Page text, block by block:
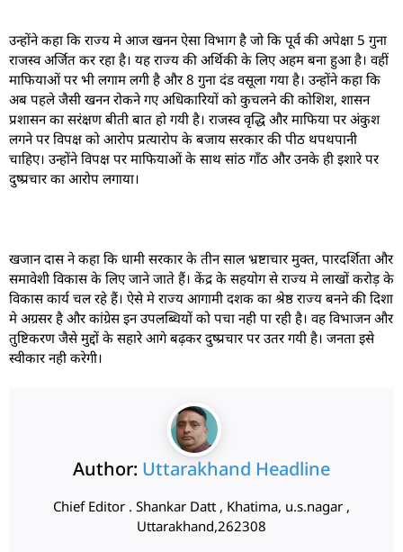
उन्होंने कहा कि राज्य मे आज खनन ऐसा विभाग है जो कि पूर्व की अपेक्षा 5 गुना
राजस्व अर्जित कर रहा है। यह राज्य की अर्थिकी के लिए अहम बना हुआ है। वहीं
माफियाओं पर भी लगाम लगी है और 8 गुना दंड वसूला गया है। उन्होंने कहा कि
अब पहले जैसी खनन रोकने गए अधिकारियों को कुचलने की कोशिश, शासन
प्रशासन का सरंक्षण बीती बात हो गयी है। राजस्व वृद्धि और माफिया पर अंकुश
लगने पर विपक्ष को आरोप प्रत्यारोप के बजाय सरकार की पीठ थपथपानी
चाहिए। उन्होंने विपक्ष पर माफियाओं के साथ सांठ गाँठ और उनके ही इशारे पर
दुष्प्रचार का आरोप लगाया।
खजान दास ने कहा कि धामी सरकार के तीन साल भ्रष्टाचार मुक्त, पारदर्शिता और
समावेशी विकास के लिए जाने जाते हैं। केंद्र के सहयोग से राज्य मे लाखों करोड़ के
विकास कार्य चल रहे हैं। ऐसे मे राज्य आगामी दशक का श्रेष्ठ राज्य बनने की दिशा
मे अग्रसर है और कांग्रेस इन उपलब्धियों को पचा नही पा रही है। वह विभाजन और
तुष्टिकरण जैसे मुद्दों के सहारे आगे बढ़कर दुष्प्रचार पर उतर गयी है। जनता इसे
स्वीकार नही करेगी।
Author: Uttarakhand Headline
Chief Editor . Shankar Datt , Khatima, u.s.nagar ,
Uttarakhand,262308